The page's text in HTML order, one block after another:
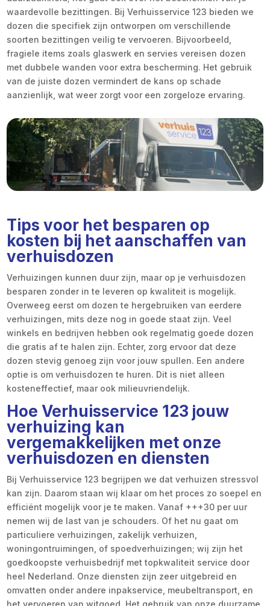
waardevolle bezittingen. Bij Verhuisservice 123 bieden we
dozen die specifiek zijn ontworpen om verschillende
soorten bezittingen veilig te vervoeren. Bijvoorbeeld,
fragiele items zoals glaswerk en servies vereisen dozen
met dubbele wanden voor extra bescherming. Het gebruik
van de juiste dozen vermindert de kans op schade
aanzienlijk, wat weer zorgt voor een zorgeloze ervaring.
Tips voor het besparen op
kosten bij het aanschaffen van
verhuisdozen
Verhuizingen kunnen duur zijn, maar op je verhuisdozen
besparen zonder in te leveren op kwaliteit is mogelijk.
Overweeg eerst om dozen te hergebruiken van eerdere
verhuizingen, mits deze nog in goede staat zijn. Veel
winkels en bedrijven hebben ook regelmatig goede dozen
die gratis af te halen zijn. Echter, zorg ervoor dat deze
dozen stevig genoeg zijn voor jouw spullen. Een andere
optie is om verhuisdozen te huren. Dit is niet alleen
kosteneffectief, maar ook milieuvriendelijk.
Hoe Verhuisservice 123 jouw
verhuizing kan
vergemakkelijken met onze
verhuisdozen en diensten
Bij Verhuisservice 123 begrijpen we dat verhuizen stressvol
kan zijn. Daarom staan wij klaar om het proces zo soepel en
efficiënt mogelijk voor je te maken. Vanaf +++30 per uur
nemen wij de last van je schouders. Of het nu gaat om
particuliere verhuizingen, zakelijk verhuizen,
woningontruimingen, of spoedverhuizingen; wij zijn het
goedkoopste verhuisbedrijf met topkwaliteit service door
heel Nederland. Onze diensten zijn zeer uitgebreid en
omvatten onder andere inpakservice, meubeltransport, en